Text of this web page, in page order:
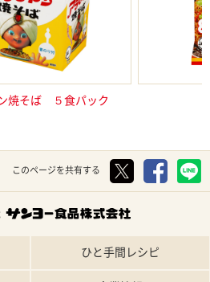
焼そば ５食パック
このページを共有する
ひと手間レシピ